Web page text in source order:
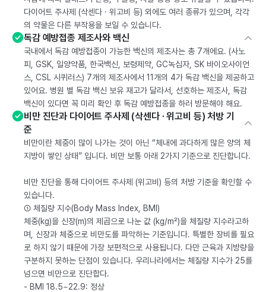
다이어트 주사제 (삭센다 · 위고비 등) 외에도 여러 종류가 있으며, 각각
의 약물은 다른 부작용을 보일 수 있습니다.
독감 예방접종 제조사와 백신
국내에서 독감 예방접종이 가능한 백신의 제조사는 총 7개에요. (사노
피, GSK, 일양약품, 한국백신, 보령제약, GC녹십자, SK 바이오사이언
스, CSL 시퀴러스) 7개의 제조사에서 11개의 4가 독감 백신을 제공하고
있어요. 병원 별 독감 백신 보유 재고가 달라서, 선호하는 제조사, 독감
백신이 있다면 꼭 미리 확인 후 독감 예방접종을 하러 방문해야 해요.
비만 진단과 다이어트 주사제 (삭센다 · 위고비 등) 처방 기
준
비만이란 체중이 많이 나가는 것이 아닌 “체내에 과다하게 많은 양의 체
지방이 쌓인 상태” 입니다. 비만 보통 아래 2가지 기준으로 진단합니다.
비만 진단을 통해 다이어트 주사제 (위고비) 등의 처방 기준을 확인할 수
있습니다.
① 체질량 지수(Body Mass Index, BMI)
체중(kg)을 신장(m)의 제곱으로 나눈 값 (kg/m²)을 체질량 지수라고하
며, 신장과 체중으로 비만도를 파악하는 기준입니다. 특별한 장비를 필요
로 하지 않기 때문에 가장 보편적으로 사용됩니다. 다만 근육과 지방량을
구분하지 못하는 단점이 있습니다. 우리나라에서는 체질량 지수가 25를
넘으면 비만으로 진단합다.
- BMI 18.5~22.9: 정상